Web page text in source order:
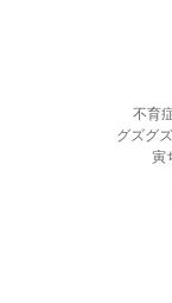
不育
グズグ
寅